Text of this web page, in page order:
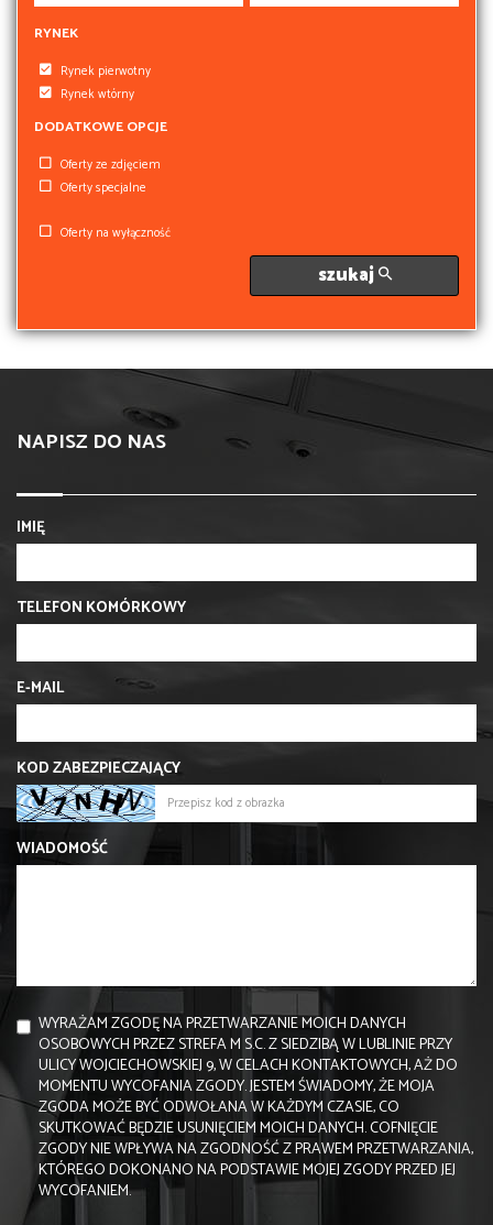
RYNEK
Rynek pierwotny
Rynek wtórny
DODATKOWE OPCJE
Oferty ze zdjęciem
Oferty specjalne
Oferty na wyłączność
szukaj
NAPISZ DO NAS
IMIĘ
TELEFON KOMÓRKOWY
E-MAIL
KOD ZABEZPIECZAJĄCY
WIADOMOŚĆ
WYRAŻAM ZGODĘ NA PRZETWARZANIE MOICH DANYCH
OSOBOWYCH PRZEZ STREFA M S.C. Z SIEDZIBĄ W LUBLINIE PRZY
ULICY WOJCIECHOWSKIEJ 9, W CELACH KONTAKTOWYCH, AŻ DO
MOMENTU WYCOFANIA ZGODY. JESTEM ŚWIADOMY, ŻE MOJA
ZGODA MOŻE BYĆ ODWOŁANA W KAŻDYM CZASIE, CO
SKUTKOWAĆ BĘDZIE USUNIĘCIEM MOICH DANYCH. COFNIĘCIE
ZGODY NIE WPŁYWA NA ZGODNOŚĆ Z PRAWEM PRZETWARZANIA,
KTÓREGO DOKONANO NA PODSTAWIE MOJEJ ZGODY PRZED JEJ
WYCOFANIEM.